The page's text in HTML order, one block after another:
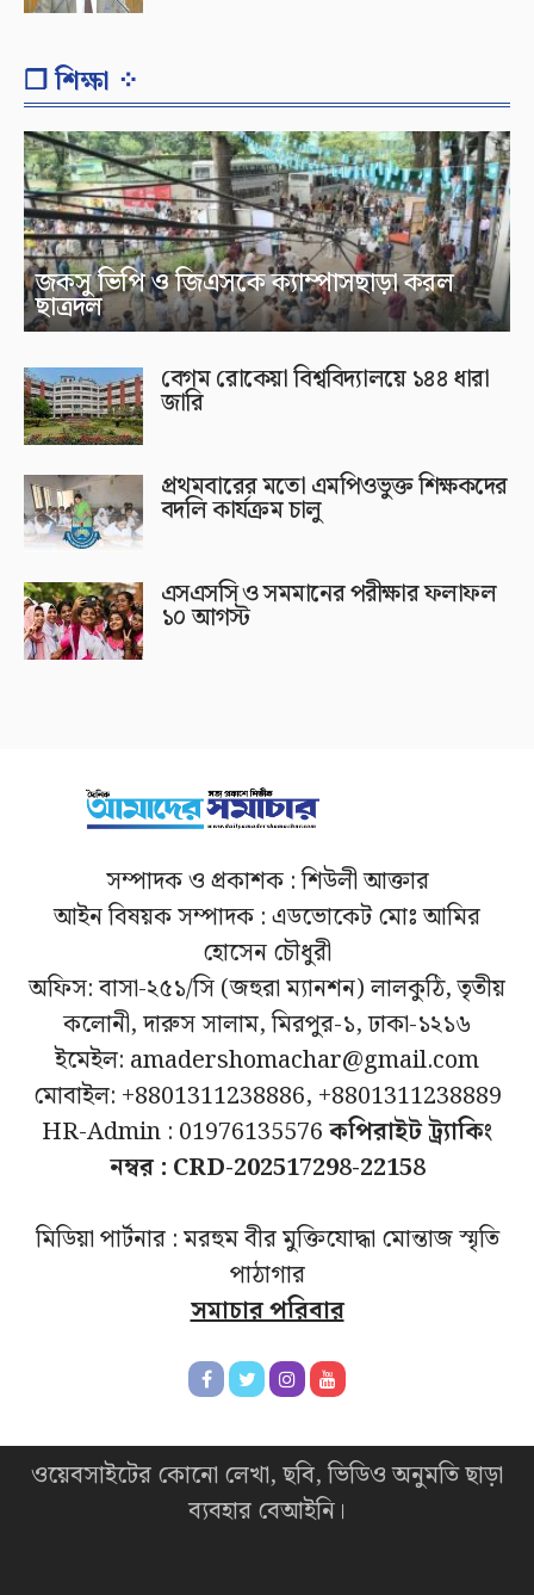
❐ শিক্ষা ⁘
জকসু ভিপি ও জিএসকে ক্যাম্পাসছাড়া করল
ছাত্রদল
বেগম রোকেয়া বিশ্ববিদ্যালয়ে ১৪৪ ধারা
জারি
প্রথমবারের মতো এমপিওভুক্ত শিক্ষকদের
বদলি কার্যক্রম চালু
এসএসসি ও সমমানের পরীক্ষার ফলাফল
১০ আগস্ট
সম্পাদক ও প্রকাশক : শিউলী আক্তার
আইন বিষয়ক সম্পাদক : এডভোকেট মোঃ আমির
হোসেন চৌধুরী
অফিস: বাসা-২৫১/সি (জহুরা ম্যানশন) লালকুঠি, তৃতীয়
কলোনী, দারুস সালাম, মিরপুর-১, ঢাকা-১২১৬
ইমেইল: amadershomachar@gmail.com
মোবাইল: +8801311238886, +8801311238889
HR-Admin : 01976135576কপিরাইট ট্র্যাকিং
নম্বর : CRD-202517298-22158
মিডিয়া পার্টনার : মরহুম বীর মুক্তিযোদ্ধা মোন্তাজ স্মৃতি
পাঠাগার
সমাচার পরিবার
ওয়েবসাইটের কোনো লেখা, ছবি, ভিডিও অনুমতি ছাড়া
ব্যবহার বেআইনি।